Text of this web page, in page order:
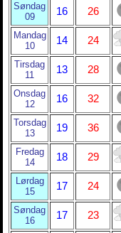
Søndag
09
16 26
Mandag
10
14 24
Tirsdag
11
13 28
Onsdag
12
16 32
Torsdag
13
19 36
Fredag
14
18 29
Lørdag
15
17 24
Søndag
16
17 23